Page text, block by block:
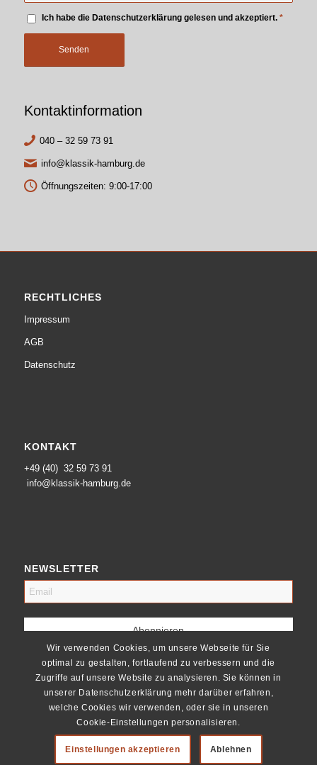
Ich habe die Datenschutzerklärung gelesen und akzeptiert. *
Kontaktinformation
040 – 32 59 73 91
info@klassik-hamburg.de
Öffnungszeiten: 9:00-17:00
RECHTLICHES
Impressum
AGB
Datenschutz
KONTAKT
+49 (40) 32 59 73 91
info@klassik-hamburg.de
NEWSLETTER
Wir verwenden Cookies, um unsere Webseite für Sie
optimal zu gestalten, fortlaufend zu verbessern und die
Zugriffe auf unsere Website zu analysieren. Sie können in
unserer Datenschutzerklärung mehr darüber erfahren,
welche Cookies wir verwenden, oder sie in unseren
Cookie-Einstellungen personalisieren.
Einstellungen akzeptieren Ablehnen